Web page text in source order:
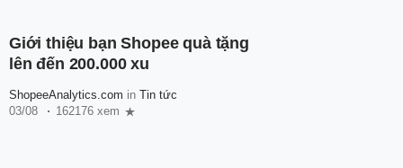
Giới thiệu bạn Shopee quà tặng
lên đến 200.000 xu
ShopeeAnalytics.com in Tin tức
03/08
162176 xem